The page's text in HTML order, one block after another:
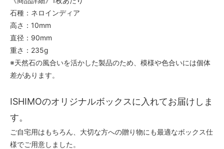
石種：ネロインディア
高さ：10mm
直径：90mm
重さ：235g
※天然石の風合いを活かした製品のため、模様や色合いには個体
差があります。
ISHIMOのオリジナルボックスに入れてお届けしま
す。
ご自宅用はもちろん、大切な方への贈り物にも最適なボックス仕
様でご用意しました。